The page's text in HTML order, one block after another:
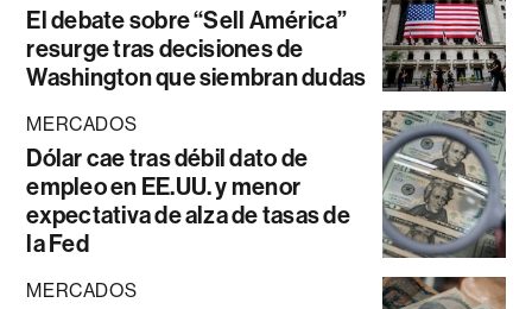
El debate sobre “Sell América”
resurge tras decisiones de
Washington que siembran dudas
MERCADOS
Dólar cae tras débil dato de
empleo en EE.UU. y menor
expectativa de alza de tasas de
la Fed
MERCADOS